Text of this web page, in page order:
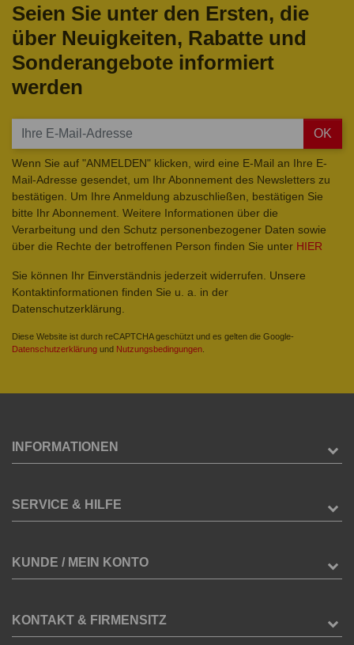
Seien Sie unter den Ersten, die
über Neuigkeiten, Rabatte und
Sonderangebote informiert
werden
OK
Wenn Sie auf "ANMELDEN" klicken, wird eine E-Mail an Ihre E-
Mail-Adresse gesendet, um Ihr Abonnement des Newsletters zu
bestätigen. Um Ihre Anmeldung abzuschließen, bestätigen Sie
bitte Ihr Abonnement. Weitere Informationen über die
Verarbeitung und den Schutz personenbezogener Daten sowie
über die Rechte der betroffenen Person finden Sie unter HIER
Sie können Ihr Einverständnis jederzeit widerrufen. Unsere
Kontaktinformationen finden Sie u. a. in der
Datenschutzerklärung.
Diese Website ist durch reCAPTCHA geschützt und es gelten die Google-
Datenschutzerklärung und Nutzungsbedingungen
INFORMATIONEN
SERVICE & HILFE
KUNDE / MEIN KONTO
KONTAKT & FIRMENSITZ